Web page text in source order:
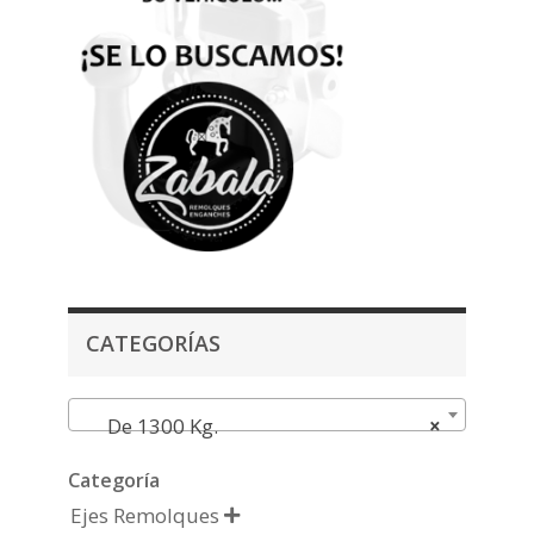
CATEGORÍAS
×
De 1300 Kg.
Categoría
Ejes Remolques 